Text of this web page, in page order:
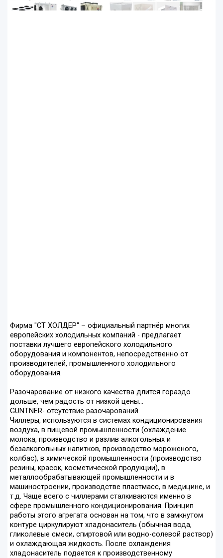
Фирма "СТ ХОЛДЕР" – официальный партнёр многих
европейских холодильных компаний - предлагает
поставки лучшего европейского холодильного
оборудования и компонентов, непосредственно от
производителей, промышленного холодильного
оборудования.
Разочарование от низкого качества длится гораздо
дольше, чем радость от низкой цены…
GUNTNER- отсутствие разочарований.
Чиллеры, используются в системах кондиционирования
воздуха, в пищевой промышленности (охлаждение
молока, производство и разлив алкогольных и
безалкогольных напитков, производство мороженого,
колбас), в химической промышленности (производство
резины, красок, косметической продукции), в
металлообрабатывающей промышленности и в
машиностроении, производстве пластмасс, в медицине, и
т.д. Чаще всего с чиллерами сталкиваются именно в
сфере промышленного кондиционирования. Принцип
работы этого агрегата основан на том, что в замкнутом
контуре циркулируют хладонаситель (обычная вода,
гликолевые смеси, спиртовой или водно-солевой раствор)
и охлаждающая жидкость. После охлаждения
хладонаситель подается к производственному